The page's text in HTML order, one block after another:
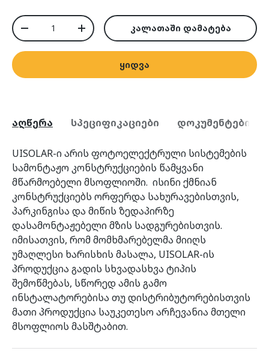
რაოდ.
რაოდენობის შემცირება
რაოდენობის გაზრდა
კალათაში დამატება
ყიდვა
აღწერა სპეციფიკაციები დოკუმენტები
UISOLAR-ი არის ფოტოელექტრული სისტემების
სამონტაჟო კონსტრუქციების წამყვანი
მწარმოებელი მსოფლიოში. ისინი ქმნიან
კონსტრუქციებს ორფერდა სახურავებისთვის,
პარკინგისა და მიწის ზედაპირზე
დასამონტაჟებელი მზის სადგურებისთვის.
იმისათვის, რომ მომხმარებელმა მიიღს
უმაღლესი ხარისხის მასალა, UISOLAR-ის
პროდუქცია გადის სხვადასხვა ტიპის
შემოწმებას, სწორედ ამის გამო
ინსტალატორებისა თუ დისტრიბუტორებისთვის
მათი პროდუქცია საუკეთესო არჩევანია მთელი
მსოფლიოს მასშტაბით.